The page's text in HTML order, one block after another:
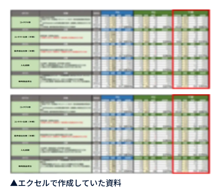
▲エクセルで作成していた資料